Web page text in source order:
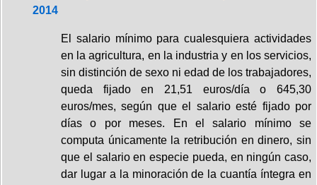
2014
El salario mínimo para cualesquiera actividades
en la agricultura, en la industria y en los servicios,
sin distinción de sexo ni edad de los trabajadores,
queda fijado en 21,51 euros/día o 645,30
euros/mes, según que el salario esté fijado por
días o por meses. En el salario mínimo se
computa únicamente la retribución en dinero, sin
que el salario en especie pueda, en ningún caso,
dar lugar a la minoración de la cuantía íntegra en